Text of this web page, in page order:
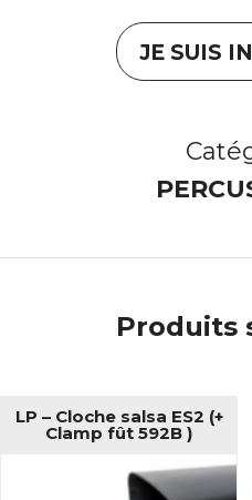
JE SUIS
Produits
LP – Cloche salsa ES2 (+
Clamp fût 592B )